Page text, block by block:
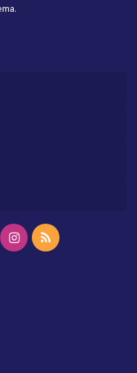
Instagram
RSS